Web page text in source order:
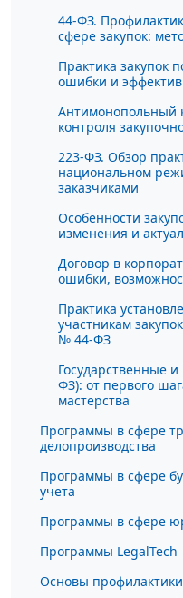
44-ФЗ.
сфере закупок:
Практика закупок
ошибки и
Антимонопольный
контроля
223-ФЗ. Обзор
национальном
заказчиками
Особенности
изменения и
Договор в
ошибки,
Практика
участникам
№ 44-ФЗ
Государственные
ФЗ): от первого
мастерства
Программы в сфере
делопроизводства
Программы в сфере
учета
Программы в сфере
Программы LegalTech
Основы